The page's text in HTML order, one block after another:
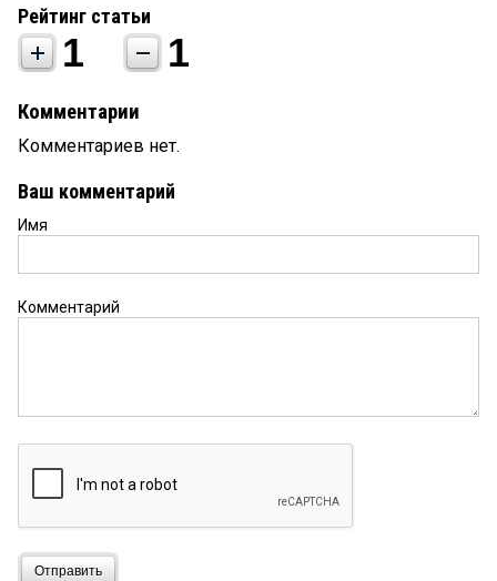
Рейтинг статьи
1 1
Комментарии
Комментариев нет.
Ваш комментарий
Имя
Комментарий
Отправить